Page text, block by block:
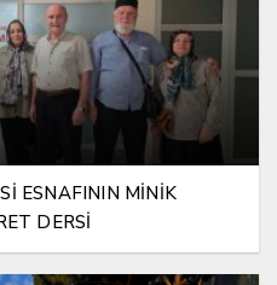
ESNAFININ MİNİK
DERSİ